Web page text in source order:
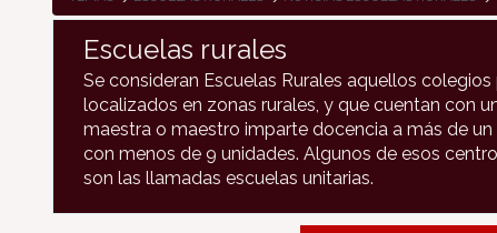
Escuelas rurales
Se consideran Escuelas Rurales aquellos
localizados en zonas rurales, y que cuentan con
maestra o maestro imparte docencia a más de
con menos de 9 unidades. Algunos de esos
son las llamadas escuelas unitarias.